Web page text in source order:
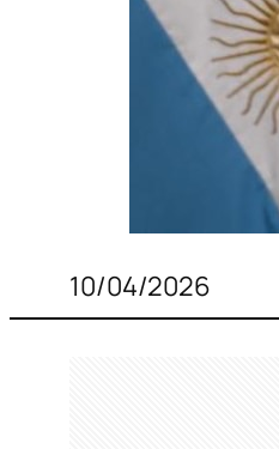
10/04/2026